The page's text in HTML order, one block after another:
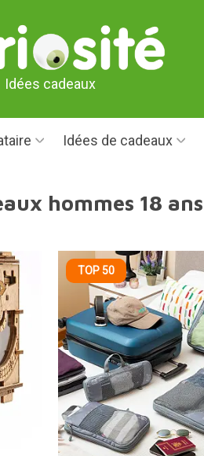
Idées cadeaux
Idées de cadeaux
hommes 18 ans
TOP 50